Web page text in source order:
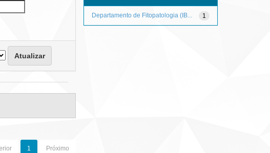
1 Próximo
1
Departamento de Fitopatologia (IB...